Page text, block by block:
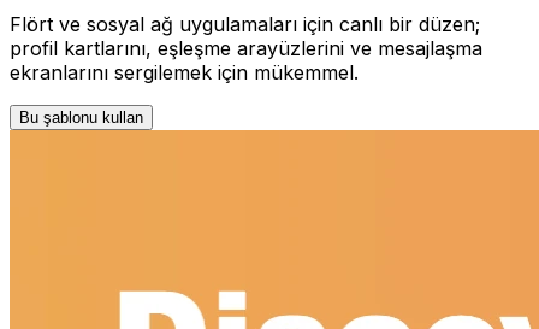
Flört ve sosyal ağ uygulamaları için canlı bir düzen;
profil kartlarını, eşleşme arayüzlerini ve mesajlaşma
ekranlarını sergilemek için mükemmel.
Bu şablonu kullan